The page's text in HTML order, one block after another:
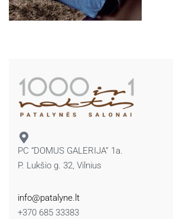
PC “DOMUS GALERIJA” 1a.
P. Lukšio g. 32, Vilnius
info@patalyne.lt
+370 685 33383